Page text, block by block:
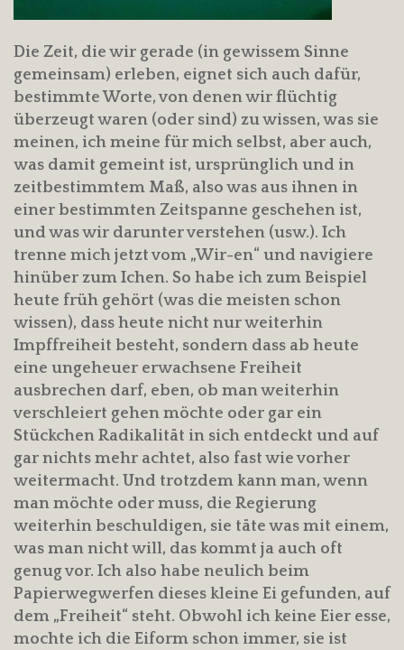
Die Zeit, die wir gerade (in gewissem Sinne
gemeinsam) erleben, eignet sich auch dafür,
bestimmte Worte, von denen wir flüchtig
überzeugt waren (oder sind) zu wissen, was sie
meinen, ich meine für mich selbst, aber auch,
was damit gemeint ist, ursprünglich und in
zeitbestimmtem Maß, also was aus ihnen in
einer bestimmten Zeitspanne geschehen ist,
und was wir darunter verstehen (usw.). Ich
trenne mich jetzt vom „Wir-en“ und navigiere
hinüber zum Ichen. So habe ich zum Beispiel
heute früh gehört (was die meisten schon
wissen), dass heute nicht nur weiterhin
Impffreiheit besteht, sondern dass ab heute
eine ungeheuer erwachsene Freiheit
ausbrechen darf, eben, ob man weiterhin
verschleiert gehen möchte oder gar ein
Stückchen Radikalität in sich entdeckt und auf
gar nichts mehr achtet, also fast wie vorher
weitermacht. Und trotzdem kann man, wenn
man möchte oder muss, die Regierung
weiterhin beschuldigen, sie täte was mit einem,
was man nicht will, das kommt ja auch oft
genug vor. Ich also habe neulich beim
Papierwegwerfen dieses kleine Ei gefunden, auf
dem „Freiheit“ steht. Obwohl ich keine Eier esse,
mochte ich die Eiform schon immer, sie ist